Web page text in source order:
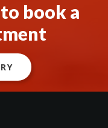
book a